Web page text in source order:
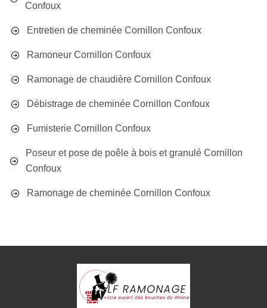
Confoux
Entretien de cheminée Cornillon Confoux
Ramoneur Cornillon Confoux
Ramonage de chaudière Cornillon Confoux
Débistrage de cheminée Cornillon Confoux
Fumisterie Cornillon Confoux
Poseur et pose de poêle à bois et granulé Cornillon
Confoux
Ramonage de cheminée Cornillon Confoux